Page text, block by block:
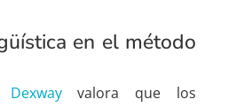
en el método
valora que los